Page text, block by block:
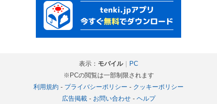
表示： モバイル｜ PC
※PCの閲覧は一部制限されます
利用規約 - プライバシーポリシー - クッキーポリシー
広告掲載- お問い合わせ- ヘルプ